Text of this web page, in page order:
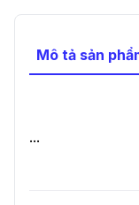
Mô tả sản
...